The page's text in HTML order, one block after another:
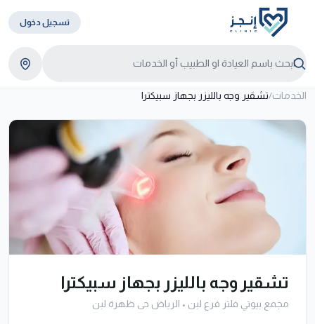
تسجيل دخول
الخدمات/تشقير وجه بالليزر بجهاز سبيكترا
تشقير وجه بالليزر بجهاز سبيكترا
مجمع بيوتي فلتر فرع لبن • الرياض حى ظهرة لبن